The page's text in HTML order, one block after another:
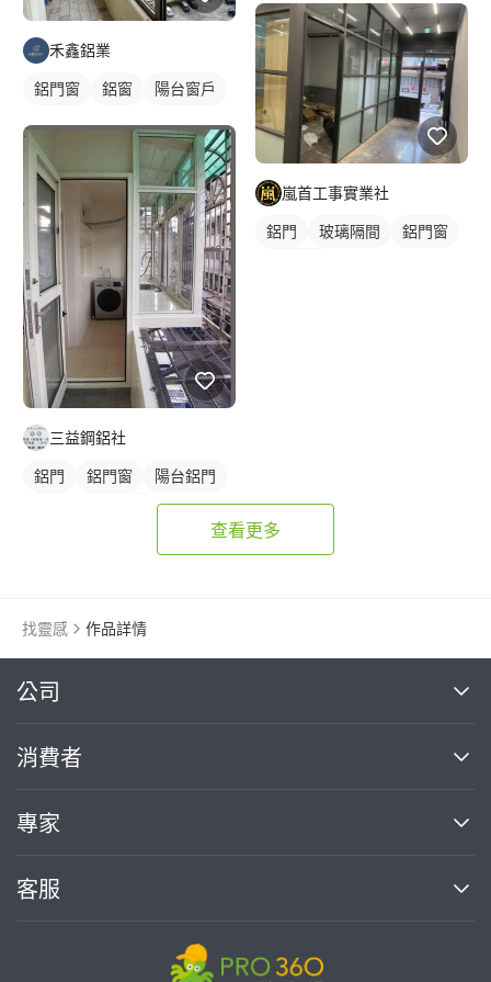
禾鑫鋁業
鋁門窗 鋁窗 陽台窗戶
三益鋼鋁社
鋁門 鋁門窗
陽台鋁門
嵐首工事實業社
鋁門 玻璃隔間
鋁門窗
查看更多
找靈感 作品詳情
公司
關於我們
部落格
加入我們
消費者
買服務
熱門服務
專家
案件中心
客服
繼續完成